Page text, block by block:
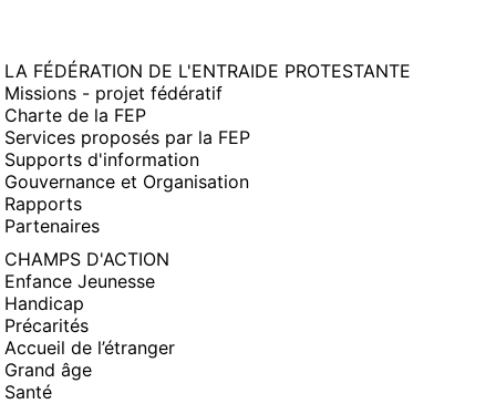
LA FÉDÉRATION DE L'ENTRAIDE PROTESTANTE
Missions - projet fédératif
Charte de la FEP
Services proposés par la FEP
Supports d'information
Gouvernance et Organisation
Rapports
Partenaires
CHAMPS D'ACTION
Enfance Jeunesse
Handicap
Précarités
Accueil de l’étranger
Grand âge
Santé